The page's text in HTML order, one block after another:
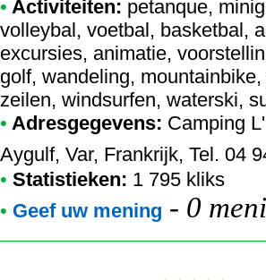
• Activiteiten: petanque,
volleybal, voetbal, basketbal,
excursies, animatie,
golf, wandeling,
zeilen, windsurfen, waterski,
• Adresgegevens: Camping
Aygulf, Var, Frankrijk, Tel. 04
• Statistieken: 1 795 kliks
• Geef uw mening - 0